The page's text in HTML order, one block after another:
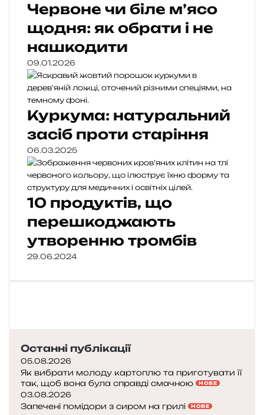
Червоне чи біле м’ясо
щодня: як обрати і не
нашкодити
09.01.2026
Куркума: натуральний
засіб проти старіння
06.03.2025
10 продуктів, що
перешкоджають
утворенню тромбів
29.06.2024
Останні публікації
05.08.2026
Як вибрати молоду картоплю та приготувати її
так, щоб вона була справді смачною
НОВЕ
03.08.2026
Запечені помідори з сиром на грилі НОВЕ